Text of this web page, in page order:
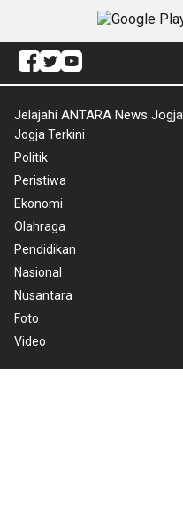
Jelajahi ANTARA News Jogja
Jogja Terkini
Politik
Peristiwa
Ekonomi
Olahraga
Pendidikan
Nasional
Nusantara
Foto
Video